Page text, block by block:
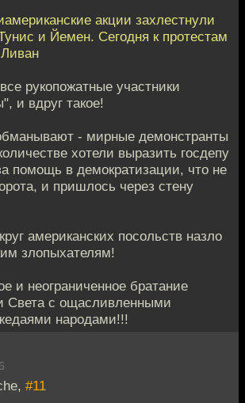
акции захлестнули
и Йемен. Сегодня к протестам
рукопожатные участники
и вдруг такое!
- мирные демонстранты
хотели выразить госдепу
помощь в демократизации, что не
и пришлось через стену
американских посольств назло
злопыхателям!
и неограниченное братание
Света с ощасливленными
народами!!!
#11